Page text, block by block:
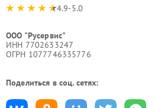
4.9-5.0
ООО "Русервис"
ИНН 7702633247
ОГРН 1077746335776
Поделиться в соц. сетях: